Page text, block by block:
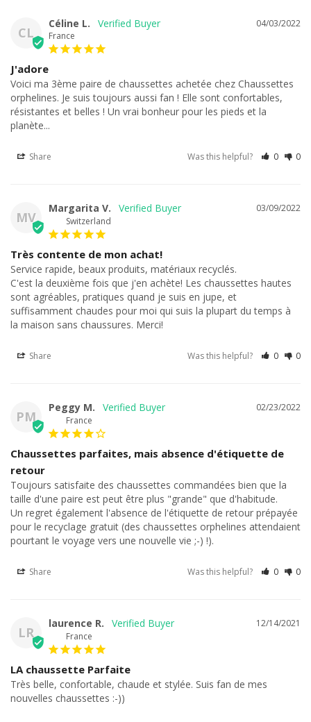
CL
04/03/2022
Céline L.
France
J'adore
Voici ma 3ème paire de chaussettes achetée chez Chaussettes
orphelines. Je suis toujours aussi fan ! Elle sont confortables,
résistantes et belles ! Un vrai bonheur pour les pieds et la
planète...
Share Was this helpful? 0 0
MV
03/09/2022
Margarita V.
Switzerland
Très contente de mon achat!
Service rapide, beaux produits, matériaux recyclés.
C'est la deuxième fois que j'en achète! Les chaussettes hautes
sont agréables, pratiques quand je suis en jupe, et
suffisamment chaudes pour moi qui suis la plupart du temps à
la maison sans chaussures. Merci!
Share Was this helpful? 0 0
PM
02/23/2022
Peggy M.
France
Chaussettes parfaites, mais absence d'étiquette de
retour
Toujours satisfaite des chaussettes commandées bien que la
taille d'une paire est peut être plus "grande" que d'habitude.
Un regret également l'absence de l'étiquette de retour prépayée
pour le recyclage gratuit (des chaussettes orphelines attendaient
pourtant le voyage vers une nouvelle vie ;-) !).
Share Was this helpful? 0 0
LR
12/14/2021
laurence R.
France
LA chaussette Parfaite
Très belle, confortable, chaude et stylée. Suis fan de mes
nouvelles chaussettes :-))